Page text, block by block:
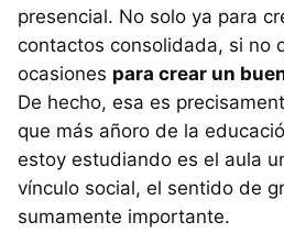
presencial. No solo ya para
contactos consolidada, si no
ocasiones para crear un
De hecho, esa es
que más añoro de la
estoy estudiando es el aula
vínculo social, el sentido de
sumamente importante.